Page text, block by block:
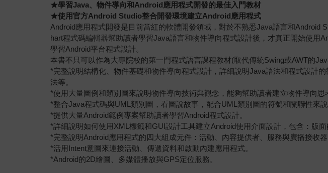
★學習Java、物件導向和Android應用程式開發的最佳入門教材
★使用官方Android Studio整合開發環境建立Android應用程式
Android應用程式開發是目前當紅的軟體開發領域，對於不熟悉Java語言和
hart程式碼編輯器幫助讀者學習Java語言和物件導向程式設計後，才真正開始使用
學習Android平台程式設計。
本書不只可以作為大專院校的第一門程式語言課程教材(取代傳統Swing或AWT的
*完整說明結構化、物件基礎和物件導向程式設計，詳細說明Java語法和程式設計
法等。
*使用大量圖例和類別圖來說明物件導向技術與觀念，能夠幫助讀者建立物件導向
*整合Java程式碼與UML類別圖，看圖說故事，配合UML類別圖的符號和關聯性來
*提供大量Android範例專案幫助讀者學習Android程式設計。
*詳細說明如何使用XML標籤和GUI設計工具建立Android使用介面設計，包含：版
*完整說明Android應用程式的四大組成元件：活動、內容提供者、服務與廣播接收器
*活用Intent意圖來連接活動、傳遞資料和啟動內建應用程式。
*Android的2D繪圖、多媒體播放與GPS定位服務。